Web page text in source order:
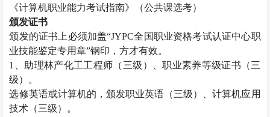
《计算机职业能力考试指南》（公共课选考）
颁发证书
颁发的证书上必须加盖“JYPC全国职业资格考试认证中心职
业技能鉴定专用章”钢印，方才有效。
1
、助理林产化工工程师（三级）、职业素养等级证书（三
级）。
选修英语或计算机的，颁发职业英语（三级）、计算机应用
技术（三级）。